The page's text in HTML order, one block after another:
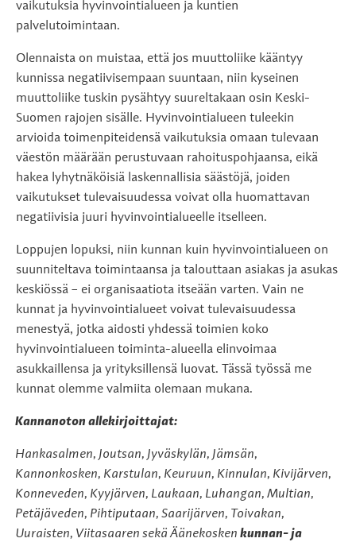
vaikutuksia hyvinvointialueen ja kuntien
palvelutoimintaan.
Olennaista on muistaa, että jos muuttoliike kääntyy
kunnissa negatiivisempaan suuntaan, niin kyseinen
muuttoliike tuskin pysähtyy suureltakaan osin Keski-
Suomen rajojen sisälle. Hyvinvointialueen tuleekin
arvioida toimenpiteidensä vaikutuksia omaan tulevaan
väestön määrään perustuvaan rahoituspohjaansa, eikä
hakea lyhytnäköisiä laskennallisia säästöjä, joiden
vaikutukset tulevaisuudessa voivat olla huomattavan
negatiivisia juuri hyvinvointialueelle itselleen.
Loppujen lopuksi, niin kunnan kuin hyvinvointialueen on
suunniteltava toimintaansa ja talouttaan asiakas ja asukas
keskiössä – ei organisaatiota itseään varten. Vain ne
kunnat ja hyvinvointialueet voivat tulevaisuudessa
menestyä, jotka aidosti yhdessä toimien koko
hyvinvointialueen toiminta-alueella elinvoimaa
asukkaillensa ja yrityksillensä luovat. Tässä työssä me
kunnat olemme valmiita olemaan mukana.
Kannanoton allekirjoittajat:
Hankasalmen, Joutsan, Jyväskylän, Jämsän,
Kannonkosken, Karstulan, Keuruun, Kinnulan, Kivijärven,
Konneveden, Kyyjärven, Laukaan, Luhangan, Multian,
Petäjäveden, Pihtiputaan, Saarijärven, Toivakan,
Uuraisten, Viitasaaren sekä Äänekoskenkunnan- ja